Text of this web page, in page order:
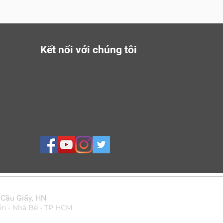
Kết nối với chúng tôi
Giấy, HN
- Nhà Bè - TP HCM